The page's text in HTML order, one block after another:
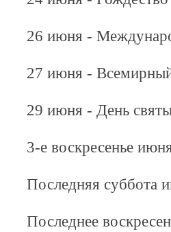
26 июня -
27 июня -
29 июня - День
3-е воскресенье
Последняя суббота
Последнее